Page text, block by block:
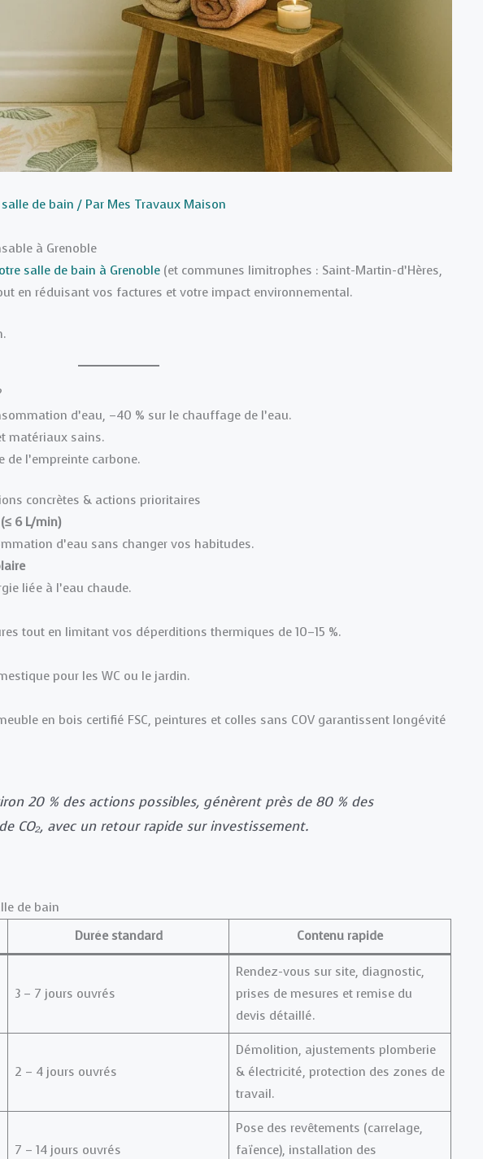
de bain / Par Mes Travaux Maison
à Grenoble
salle de bain à Grenoble (et communes limitrophes : Saint-Martin-d’Hères,
en réduisant vos factures et votre impact environnemental.
d’eau, –40 % sur le chauffage de l’eau.
matériaux sains.
l’empreinte carbone.
concrètes & actions prioritaires
6 L/min)
d’eau sans changer vos habitudes.
liée à l’eau chaude.
tout en limitant vos déperditions thermiques de 10–15 %.
pour les WC ou le jardin.
en bois certifié FSC, peintures et colles sans COV garantissent longévité
20 % des actions possibles, génèrent près de 80 % des
CO₂, avec un retour rapide sur investissement.
de bain
Durée standard Contenu rapide
3 – 7 jours ouvrés
Rendez-vous sur site, diagnostic,
prises de mesures et remise du
devis détaillé.
2 – 4 jours ouvrés
Démolition, ajustements plomberie
& électricité, protection des zones de
travail.
7 – 14 jours ouvrés
Pose des revêtements (carrelage,
faïence), installation des